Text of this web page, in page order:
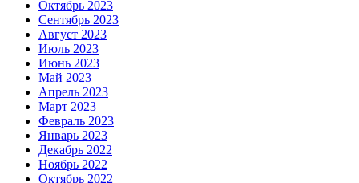
Октябрь 2023
Сентябрь 2023
Август 2023
Июль 2023
Июнь 2023
Май 2023
Апрель 2023
Март 2023
Февраль 2023
Январь 2023
Декабрь 2022
Ноябрь 2022
Октябрь 2022